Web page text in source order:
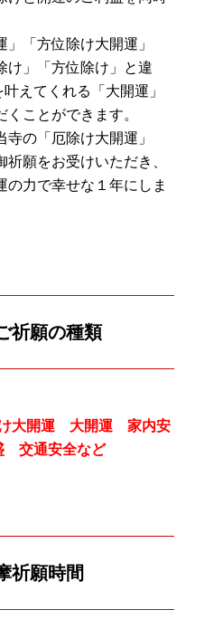
「方位除け大開運」
け」「方位除け」と違
えてくれる「大開運」
ことができます。
の「厄除け大開運」
祈願をお受けいただき、
の力で幸せな１年にしま
祈願の種類
大開運 大開運 家内安
交通安全など
祈願時間